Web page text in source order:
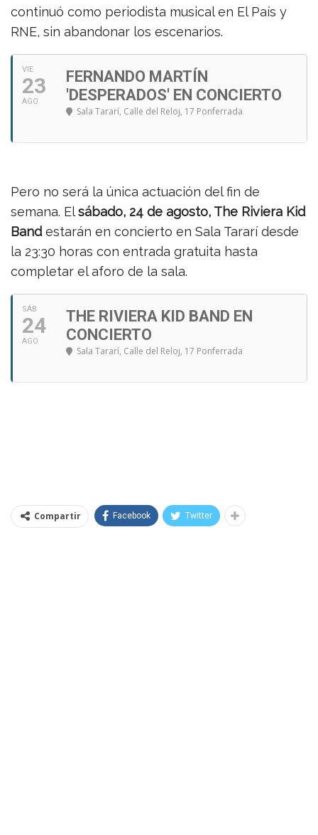
continuó como periodista musical en El País y
RNE, sin abandonar los escenarios.
VIE
23
AGO
FERNANDO MARTÍN
'DESPERADOS' EN CONCIERTO
Sala Tararí, Calle del Reloj, 17 Ponferrada
Pero no será la única actuación del fin de
semana. Elsábado, 24 de agosto, The Riviera Kid
Bandestarán en concierto en Sala Tararí desde
la 23:30 horas con entrada gratuita hasta
completar el aforo de la sala.
SÁB
24
AGO
THE RIVIERA KID BAND EN
CONCIERTO
Sala Tararí, Calle del Reloj, 17 Ponferrada
Compartir Facebook Twitter